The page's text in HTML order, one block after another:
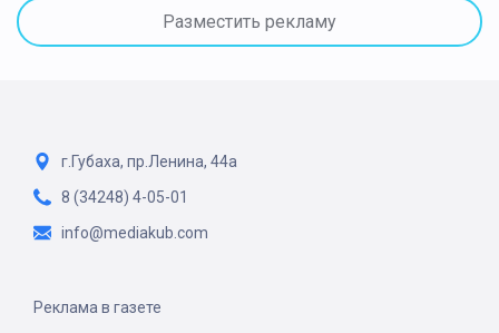
Разместить рекламу
г.Губаха, пр.Ленина, 44а
8 (34248) 4-05-01
info@mediakub.com
Реклама в газете